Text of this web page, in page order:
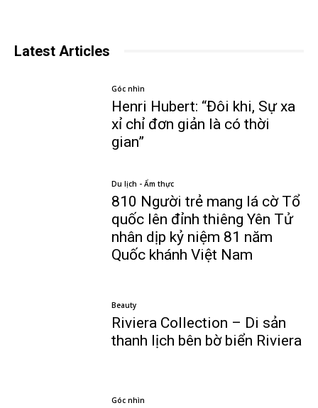
Latest Articles
Góc nhìn
Henri Hubert: “Đôi khi, Sự xa
xỉ chỉ đơn giản là có thời
gian”
Du lịch - Ẩm thực
810 Người trẻ mang lá cờ Tổ
quốc lên đỉnh thiêng Yên Tử
nhân dịp kỷ niệm 81 năm
Quốc khánh Việt Nam
Beauty
Riviera Collection – Di sản
thanh lịch bên bờ biển Riviera
Góc nhìn